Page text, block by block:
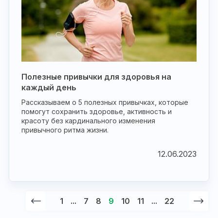
Полезные привычки для здоровья на
каждый день
Рассказываем о 5 полезных привычках, которые
помогут сохранить здоровье, активность и
красоту без кардинального изменения
привычного ритма жизни.
12.06.2023
1 ... 7 8 9 10 11 ... 22